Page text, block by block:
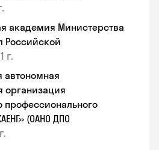
академия Министерства
Российской
г.
автономная
организация
профессионального
(ОАНО ДПО